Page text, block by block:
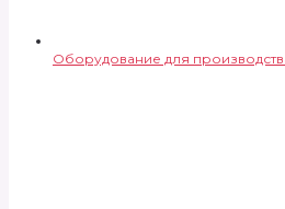
Оборудование для